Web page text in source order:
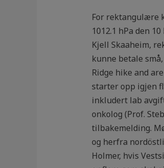
For rektangulære
1012.1 hPa den
Kjell Skaaheim,
kunne betale
Ridge hike and
starter opp igjen
inkludert lab
onkolog (Prof.
tilbakemelding.
og herfra
Holmer, hvis